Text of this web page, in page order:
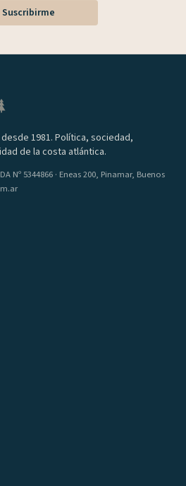
Suscribirme
1981. Política, sociedad,
de la costa atlántica.
Nº 5344866 · Eneas 200, Pinamar, Buenos